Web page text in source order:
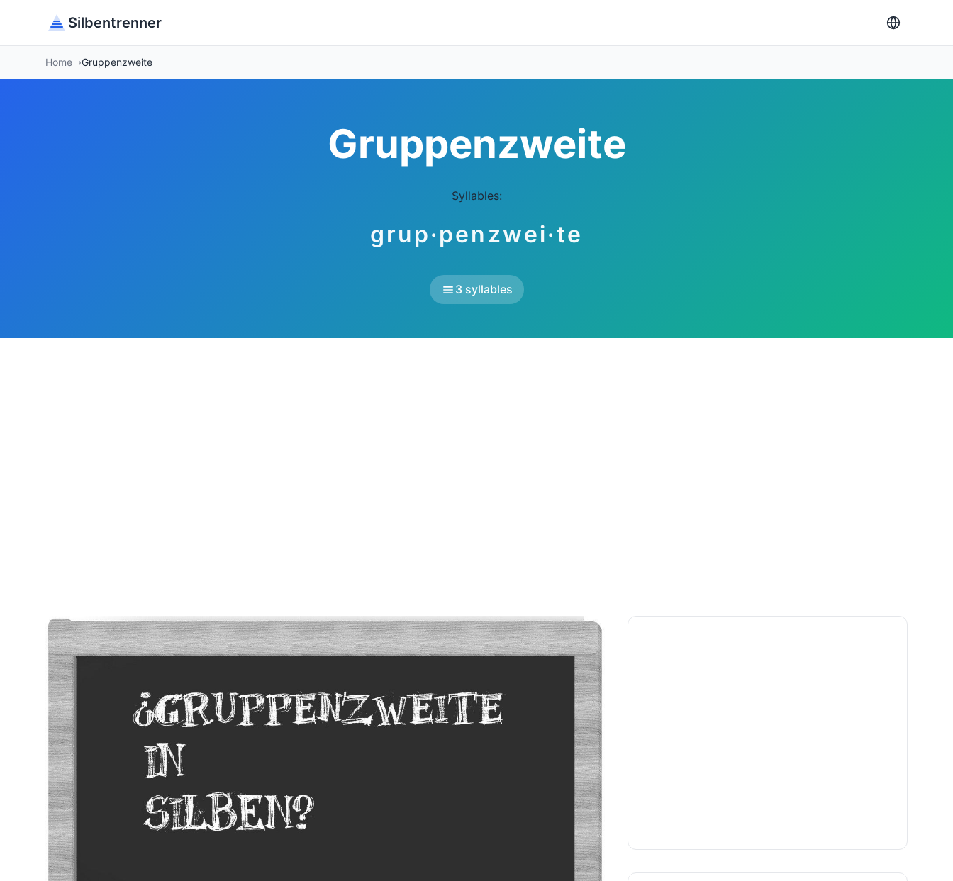
Silbentrenner
Home Gruppenzweite
Gruppenzweite
Syllables:
grup·penzwei·te
3 syllables